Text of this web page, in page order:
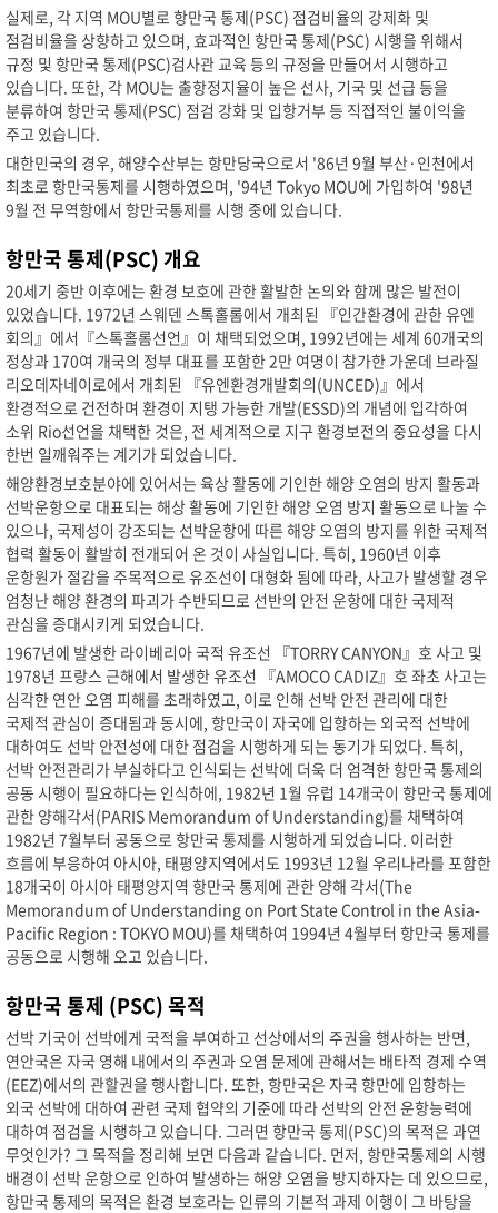
실제로, 각 지역 MOU별로 항만국 통제(PSC) 점검비율의 강제화 및
점검비율을 상향하고 있으며, 효과적인 항만국 통제(PSC) 시행을 위해서
규정 및 항만국 통제(PSC)검사관 교육 등의 규정을 만들어서 시행하고
있습니다. 또한, 각 MOU는 출항정지율이 높은 선사, 기국 및 선급 등을
분류하여 항만국 통제(PSC) 점검 강화 및 입항거부 등 직접적인 불이익을
주고 있습니다.
대한민국의 경우, 해양수산부는 항만당국으로서 '86년 9월 부산·인천에서
최초로 항만국통제를 시행하였으며, '94년 Tokyo MOU에 가입하여 '98년
9월 전 무역항에서 항만국통제를 시행 중에 있습니다.
항만국 통제(PSC) 개요
20세기 중반 이후에는 환경 보호에 관한 활발한 논의와 함께 많은 발전이
있었습니다. 1972년 스웨덴 스톡홀롬에서 개최된 『인간환경에 관한 유엔
회의』에서『스톡홀롬선언』이 채택되었으며, 1992년에는 세계 60개국의
정상과 170여 개국의 정부 대표를 포함한 2만 여명이 참가한 가운데 브라질
리오데자네이로에서 개최된 『유엔환경개발회의(UNCED)』에서
환경적으로 건전하며 환경이 지탱 가능한 개발(ESSD)의 개념에 입각하여
소위 Rio선언을 채택한 것은, 전 세계적으로 지구 환경보전의 중요성을 다시
한번 일깨워주는 계기가 되었습니다.
해양환경보호분야에 있어서는 육상 활동에 기인한 해양 오염의 방지 활동과
선박운항으로 대표되는 해상 활동에 기인한 해양 오염 방지 활동으로 나눌 수
있으나, 국제성이 강조되는 선박운항에 따른 해양 오염의 방지를 위한 국제적
협력 활동이 활발히 전개되어 온 것이 사실입니다. 특히, 1960년 이후
운항원가 절감을 주목적으로 유조선이 대형화 됨에 따라, 사고가 발생할 경우
엄청난 해양 환경의 파괴가 수반되므로 선반의 안전 운항에 대한 국제적
관심을 증대시키게 되었습니다.
1967년에 발생한 라이베리아 국적 유조선 『TORRY CANYON』호 사고 및
1978년 프랑스 근해에서 발생한 유조선 『AMOCO CADIZ』호 좌초 사고는
심각한 연안 오염 피해를 초래하였고, 이로 인해 선박 안전 관리에 대한
국제적 관심이 증대됨과 동시에, 항만국이 자국에 입항하는 외국적 선박에
대하여도 선박 안전성에 대한 점검을 시행하게 되는 동기가 되었다. 특히,
선박 안전관리가 부실하다고 인식되는 선박에 더욱 더 엄격한 항만국 통제의
공동 시행이 필요하다는 인식하에, 1982년 1월 유럽 14개국이 항만국 통제에
관한 양해각서(PARIS Memorandum of Understanding)를 채택하여
1982년 7월부터 공동으로 항만국 통제를 시행하게 되었습니다. 이러한
흐름에 부응하여 아시아, 태평양지역에서도 1993년 12월 우리나라를 포함한
18개국이 아시아 태평양지역 항만국 통제에 관한 양해 각서(The
Memorandum of Understanding on Port State Control in the Asia-
Pacific Region : TOKYO MOU)를 채택하여 1994년 4월부터 항만국 통제를
공동으로 시행해 오고 있습니다.
항만국 통제 (PSC) 목적
선박 기국이 선박에게 국적을 부여하고 선상에서의 주권을 행사하는 반면,
연안국은 자국 영해 내에서의 주권과 오염 문제에 관해서는 배타적 경제 수역
(EEZ)에서의 관할권을 행사합니다. 또한, 항만국은 자국 항만에 입항하는
외국 선박에 대하여 관련 국제 협약의 기준에 따라 선박의 안전 운항능력에
대하여 점검을 시행하고 있습니다. 그러면 항만국 통제(PSC)의 목적은 과연
무엇인가? 그 목적을 정리해 보면 다음과 같습니다. 먼저, 항만국통제의 시행
배경이 선박 운항으로 인하여 발생하는 해양 오염을 방지하자는 데 있으므로,
항만국 통제의 목적은 환경 보호라는 인류의 기본적 과제 이행이 그 바탕을